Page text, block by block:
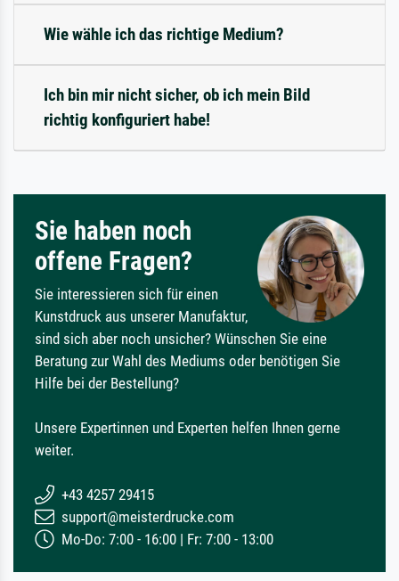
Wie wähle ich das richtige Medium?
Ich bin mir nicht sicher, ob ich mein Bild
richtig konfiguriert habe!
Sie haben noch
offene Fragen?
Sie interessieren sich für einen
Kunstdruck aus unserer Manufaktur,
sind sich aber noch unsicher? Wünschen Sie eine
Beratung zur Wahl des Mediums oder benötigen Sie
Hilfe bei der Bestellung?
Unsere Expertinnen und Experten helfen Ihnen gerne
weiter.
+43 4257 29415
support@meisterdrucke.com
Mo-Do: 7:00 - 16:00 | Fr: 7:00 - 13:00